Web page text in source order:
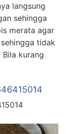
langsung
sehingga
merata agar
tidak
kurang